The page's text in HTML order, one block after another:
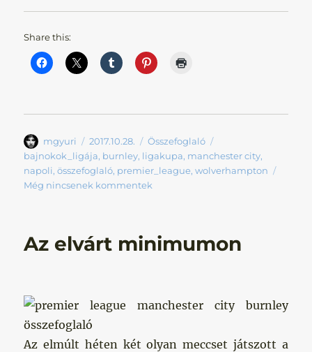
Share this:
Szerző
mgyuri Közzétéve
2017.10.28. Kategória
Összefoglaló
bajnokok_ligája, burnley, ligakupa, manchester city,
napoli,összefoglaló, premier_league,wolverhampton
Még nincsenek kommentek
Az elvárt minimumon
Az elmúlt héten két olyan meccset játszott a